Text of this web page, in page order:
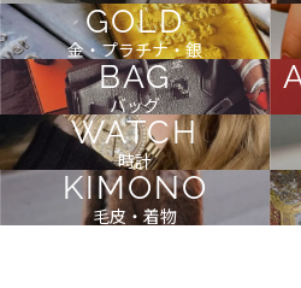
GOLD
金・プラチナ・銀
BAG
バッグ
WATCH
時計
KIMONO
毛皮・着物